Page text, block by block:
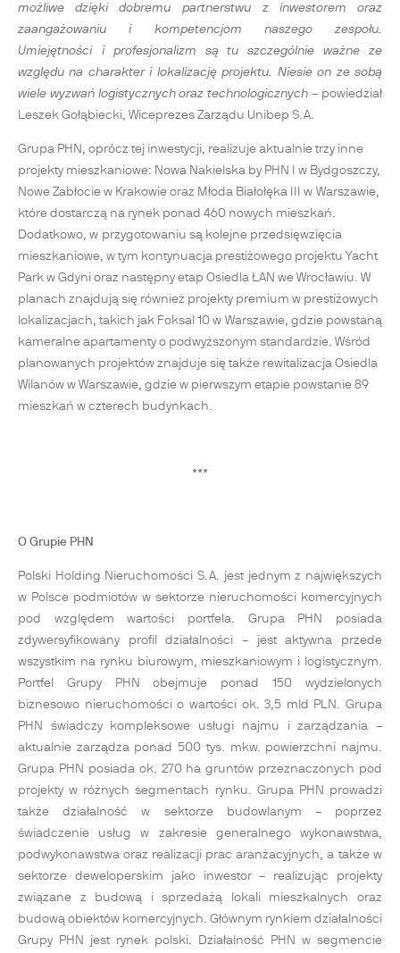
możliwe dzięki dobremu partnerstwu z inwestorem oraz
zaangażowaniu i kompetencjom naszego zespołu.
Umiejętności i profesjonalizm są tu szczególnie ważne ze
względu na charakter i lokalizację projektu. Niesie on ze sobą
wiele wyzwań logistycznych oraz technologicznych – powiedział
Leszek Gołąbiecki, Wiceprezes Zarządu Unibep S.A.
Grupa PHN, oprócz tej inwestycji, realizuje aktualnie trzy inne
projekty mieszkaniowe: Nowa Nakielska by PHN I w Bydgoszczy,
Nowe Zabłocie w Krakowie oraz Młoda Białołęka III w Warszawie,
które dostarczą na rynek ponad 460 nowych mieszkań.
Dodatkowo, w przygotowaniu są kolejne przedsięwzięcia
mieszkaniowe, w tym kontynuacja prestiżowego projektu Yacht
Park w Gdyni oraz następny etap Osiedla ŁAN we Wrocławiu. W
planach znajdują się również projekty premium w prestiżowych
lokalizacjach, takich jak Foksal 10 w Warszawie, gdzie powstaną
kameralne apartamenty o podwyższonym standardzie. Wśród
planowanych projektów znajduje się także rewitalizacja Osiedla
Wilanów w Warszawie, gdzie w pierwszym etapie powstanie 89
mieszkań w czterech budynkach.
***
O Grupie PHN
Polski Holding Nieruchomości S.A. jest jednym z największych
w Polsce podmiotów w sektorze nieruchomości komercyjnych
pod względem wartości portfela. Grupa PHN posiada
zdywersyfikowany profil działalności – jest aktywna przede
wszystkim na rynku biurowym, mieszkaniowym i logistycznym.
Portfel Grupy PHN obejmuje ponad 150 wydzielonych
biznesowo nieruchomości o wartości ok. 3,5 mld PLN. Grupa
PHN świadczy kompleksowe usługi najmu i zarządzania –
aktualnie zarządza ponad 500 tys. mkw. powierzchni najmu.
Grupa PHN posiada ok. 270 ha gruntów przeznaczonych pod
projekty w różnych segmentach rynku. Grupa PHN prowadzi
także działalność w sektorze budowlanym – poprzez
świadczenie usług w zakresie generalnego wykonawstwa,
podwykonawstwa oraz realizacji prac aranżacyjnych, a także w
sektorze deweloperskim jako inwestor – realizując projekty
związane z budową i sprzedażą lokali mieszkalnych oraz
budową obiektów komercyjnych. Głównym rynkiem działalności
Grupy PHN jest rynek polski. Działalność PHN w segmencie